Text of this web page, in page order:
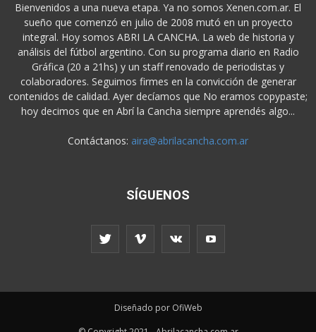
Bienvenidos a una nueva etapa. Ya no somos Xenen.com.ar. El
sueño que comenzó en julio de 2008 mutó en un proyecto
integral. Hoy somos ABRI LA CANCHA. La web de historia y
análisis del fútbol argentino. Con su programa diario en Radio
Gráfica (20 a 21hs) y un staff renovado de periodistas y
colaboradores. Seguimos firmes en la convicción de generar
contenidos de calidad. Ayer decíamos que No eramos copypaste;
hoy decimos que en Abrí la Cancha siempre aprendés algo...
Contáctanos: aira@abrilacancha.com.ar
SÍGUENOS
Diseñado por OfiWeb